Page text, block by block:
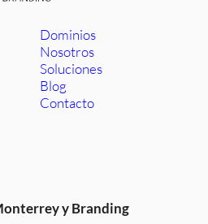
Dominios
Nosotros
Soluciones
Blog
Contacto
y Branding